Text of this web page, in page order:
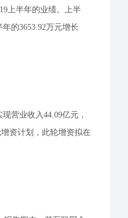
上半年的业绩。上半
的3653.92万元增长
营业收入44.09亿元，
资计划，此轮增资拟在